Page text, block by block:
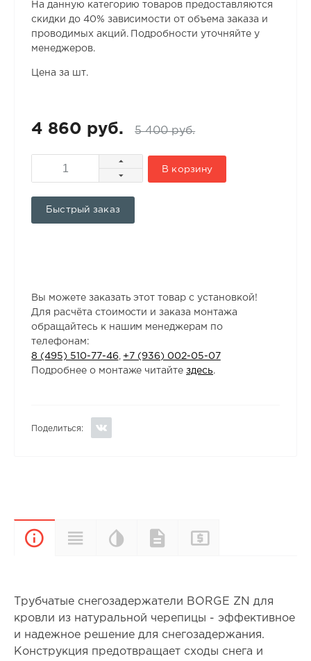
На данную категорию товаров предоставляются
скидки до 40% зависимости от объема заказа и
проводимых акций. Подробности уточняйте у
менеджеров.
Цена за шт.
4 860 руб. 5 400 руб.
В корзину
Быстрый заказ
Вы можете заказать этот товар с установкой!
Для расчёта стоимости и заказа монтажа
обращайтесь к нашим менеджерам по
телефонам:
8 (495) 510-77-46
+7 (936) 002-05-07
Подробнее о монтаже читайтездесь.
Поделиться:
ОписаниеХарактеристики
Цветовая
палитра
Документы
Трубчатые снегозадержатели BORGE ZN для
кровли из натуральной черепицы - эффективное
и надежное решение для снегозадержания.
Конструкция предотвращает сходы снега и